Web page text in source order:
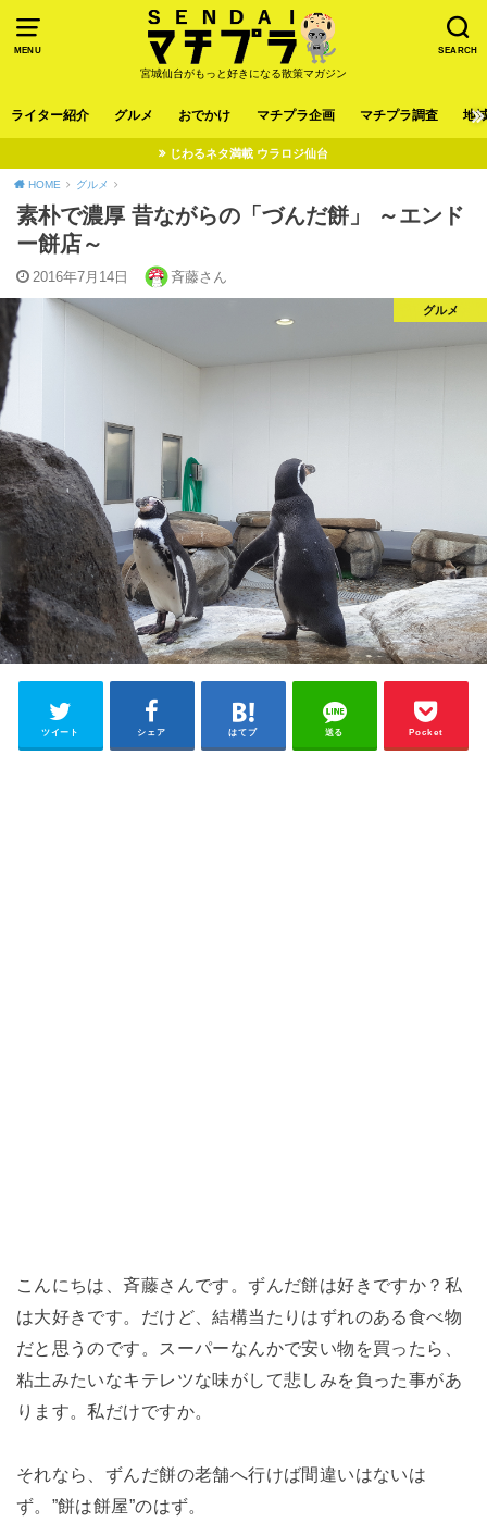
MENU SEARCH
宮城仙台がもっと好きになる散策マガジン
ライター紹介 グルメ おでかけ マチプラ企画 マチプラ調査 地
じわるネタ満載 ウラロジ仙台
HOME グルメ
素朴で濃厚 昔ながらの「づんだ餅」 ～エンド
ー餅店～
2016年7月14日 斉藤さん
グルメ
ツイート シェア はてブ 送る Pocket
こんにちは、斉藤さんです。ずんだ餅は好きですか？私
は大好きです。だけど、結構当たりはずれのある食べ物
だと思うのです。スーパーなんかで安い物を買ったら、
粘土みたいなキテレツな味がして悲しみを負った事があ
ります。私だけですか。
それなら、ずんだ餅の老舗へ行けば間違いはないは
ず。”餅は餅屋”のはず。